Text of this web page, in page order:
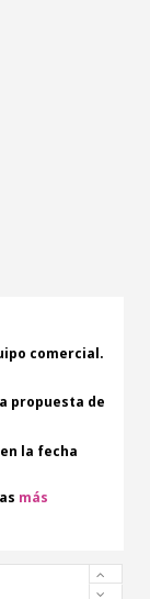
comercial.
propuesta de
la fecha
más